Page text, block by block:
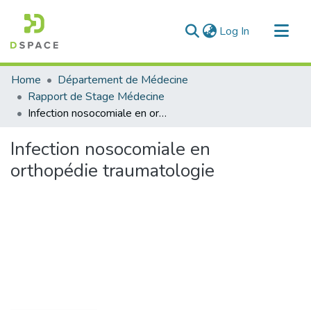
Log In (current)
Communities & Collections
All of DSpace
Statistics
Home
Département de Médecine
Rapport de Stage Médecine
Infection nosocomiale en orthopédie traumatologie
Infection nosocomiale en
orthopédie traumatologie